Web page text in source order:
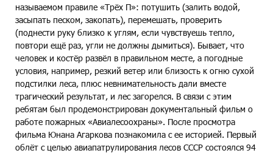
называемом правиле «Трёх П»: потушить (залить водой,
засыпать песком, закопать), перемешать, проверить
(поднести руку близко к углям, если чувствуешь тепло,
повтори ещё раз, угли не должны дымиться). Бывает, что
человек и костёр развёл в правильном месте, а погодные
условия, например, резкий ветер или близость к огню сухой
подстилки леса, плюс невнимательность дали вместе
трагический результат, и лес загорелся. В связи с этим
ребятам был продемонстрирован документальный фильм о
работе пожарных «Авиалесоохраны». После просмотра
фильма Юнана Агаркова познакомила с ее историей. Первый
облёт с целью авиапатрулирования лесов СССР состоялся 94